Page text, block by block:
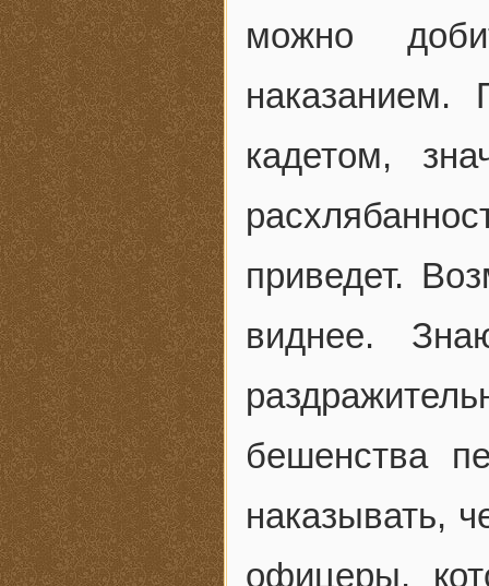
можно
кадетом,
приведет.
виднее.
бешенства
наказывать,
офицеры,